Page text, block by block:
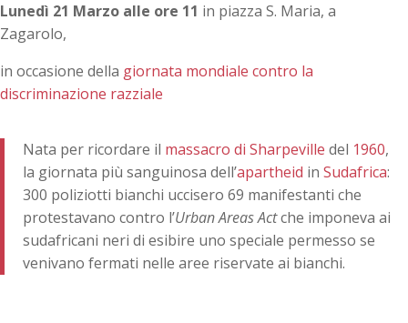
Lunedì 21 Marzo alle ore 11 in piazza S. Maria, a
Zagarolo,
in occasione della giornata mondiale contro la
discriminazione razziale
Nata per ricordare il massacro di Sharpeville del 1960,
la giornata più sanguinosa dell’apartheid in Sudafrica:
300 poliziotti bianchi uccisero 69 manifestanti che
protestavano contro l’Urban Areas Actche imponeva ai
sudafricani neri di esibire uno speciale permesso se
venivano fermati nelle aree riservate ai bianchi.